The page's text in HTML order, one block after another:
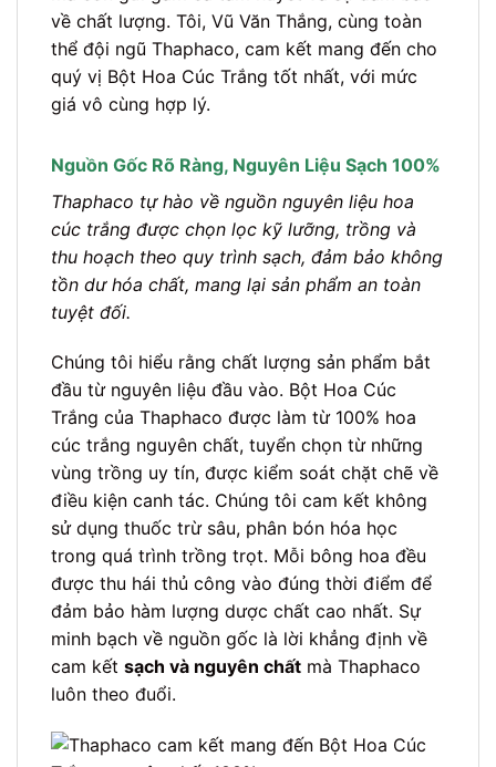
về chất lượng. Tôi, Vũ Văn Thắng, cùng toàn
thể đội ngũ Thaphaco, cam kết mang đến cho
quý vị Bột Hoa Cúc Trắng tốt nhất, với mức
giá vô cùng hợp lý.
Nguồn Gốc Rõ Ràng, Nguyên Liệu Sạch 100%
Thaphaco tự hào về nguồn nguyên liệu hoa
cúc trắng được chọn lọc kỹ lưỡng, trồng và
thu hoạch theo quy trình sạch, đảm bảo không
tồn dư hóa chất, mang lại sản phẩm an toàn
tuyệt đối.
Chúng tôi hiểu rằng chất lượng sản phẩm bắt
đầu từ nguyên liệu đầu vào. Bột Hoa Cúc
Trắng của Thaphaco được làm từ 100% hoa
cúc trắng nguyên chất, tuyển chọn từ những
vùng trồng uy tín, được kiểm soát chặt chẽ về
điều kiện canh tác. Chúng tôi cam kết không
sử dụng thuốc trừ sâu, phân bón hóa học
trong quá trình trồng trọt. Mỗi bông hoa đều
được thu hái thủ công vào đúng thời điểm để
đảm bảo hàm lượng dược chất cao nhất. Sự
minh bạch về nguồn gốc là lời khẳng định về
cam kết sạch và nguyên chất mà Thaphaco
luôn theo đuổi.